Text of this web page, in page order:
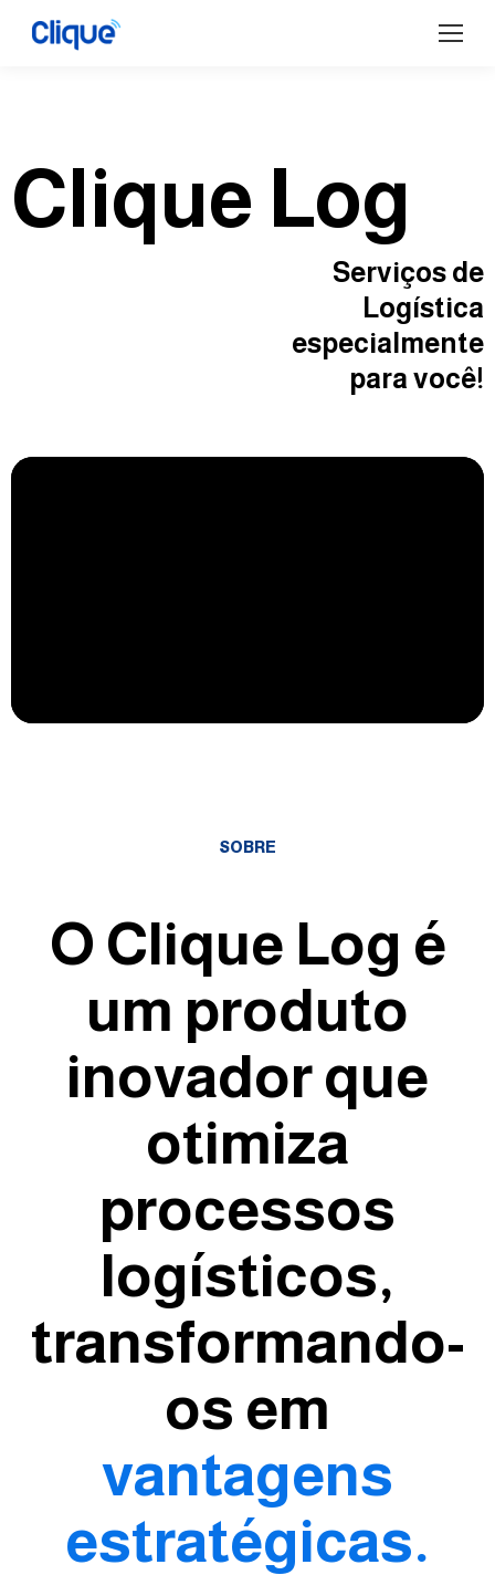
Clique Log
Serviços de
Logística
especialmente
para você!
SOBRE
O Clique Log é
um produto
inovador que
otimiza
processos
logísticos,
transformando-
os em
vantagens
estratégicas.